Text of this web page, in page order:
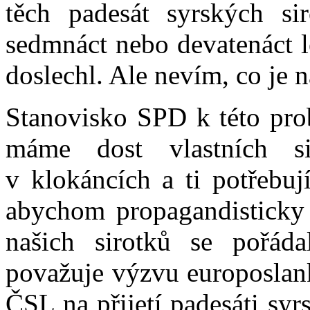
těch padesát syrských
sedmnáct nebo
doslechl. Ale nevím, co je
Stanovisko SPD k této
máme dost vlastních
v klokáncích a ti
abychom
našich sirotků se
považuje výzvu
ČSL na přijetí padesáti